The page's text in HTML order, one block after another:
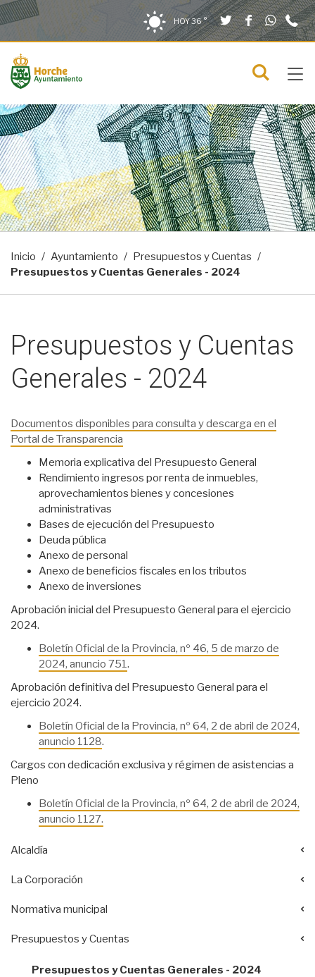
Saltar al contenido
Saltar a la navegación
Información de contacto HOY36 ° TwitterFacebook
menú
Inicio Ayuntamiento
Presupuestos y Cuentas
Presupuestos y Cuentas Generales - 2024
Presupuestos y Cuentas
Generales - 2024
Documentos disponibles para consulta y descarga en el
Portal de Transparencia
Memoria explicativa del Presupuesto General
Rendimiento ingresos por renta de inmuebles,
aprovechamientos bienes y concesiones
administrativas
Bases de ejecución del Presupuesto
Deuda pública
Anexo de personal
Anexo de beneficios fiscales en los tributos
Anexo de inversiones
Aprobación inicial del Presupuesto General para el ejercicio
2024.
Boletín Oficial de la Provincia, nº 46, 5 de marzo de
2024, anuncio 751 .
Aprobación definitiva del Presupuesto General para el
ejercicio 2024.
Boletín Oficial de la Provincia, nº 64, 2 de abril de 2024,
anuncio 1128.
Cargos con dedicación exclusiva y régimen de asistencias a
Pleno
Boletín Oficial de la Provincia, nº 64, 2 de abril de 2024,
anuncio 1127.
Alcaldía
La Corporación
Normativa municipal
Presupuestos y Cuentas
Presupuestos y Cuentas Generales - 2024